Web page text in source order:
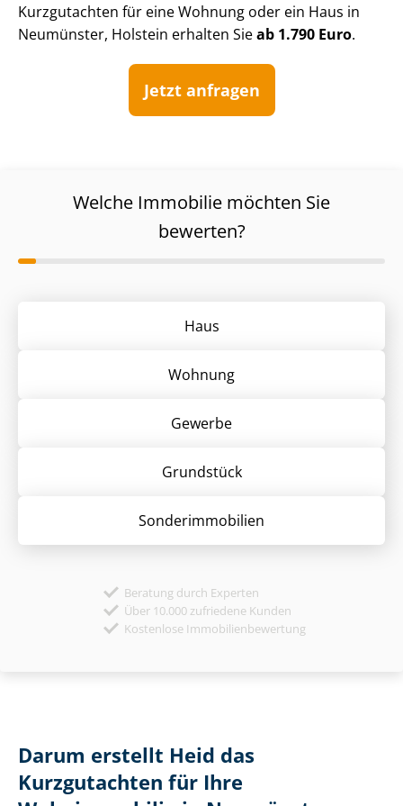
Kurzgutachten für eine Wohnung oder ein Haus in
Neumünster, Holstein erhalten Sieab 1.790 Euro.
Jetzt anfragen
Welche Immobilie möchten Sie
bewerten?
Haus
Wohnung
Gewerbe
Grund­stück
Sonder­immobilien
Beratung durch Experten
Über 10.000 zufriedene Kunden
Kostenlose Immobilienbewertung
Darum erstellt Heid das
Kurzgutachten für Ihre